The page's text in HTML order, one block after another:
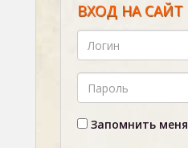
ВХОД НА САЙТ
Запомнить меня